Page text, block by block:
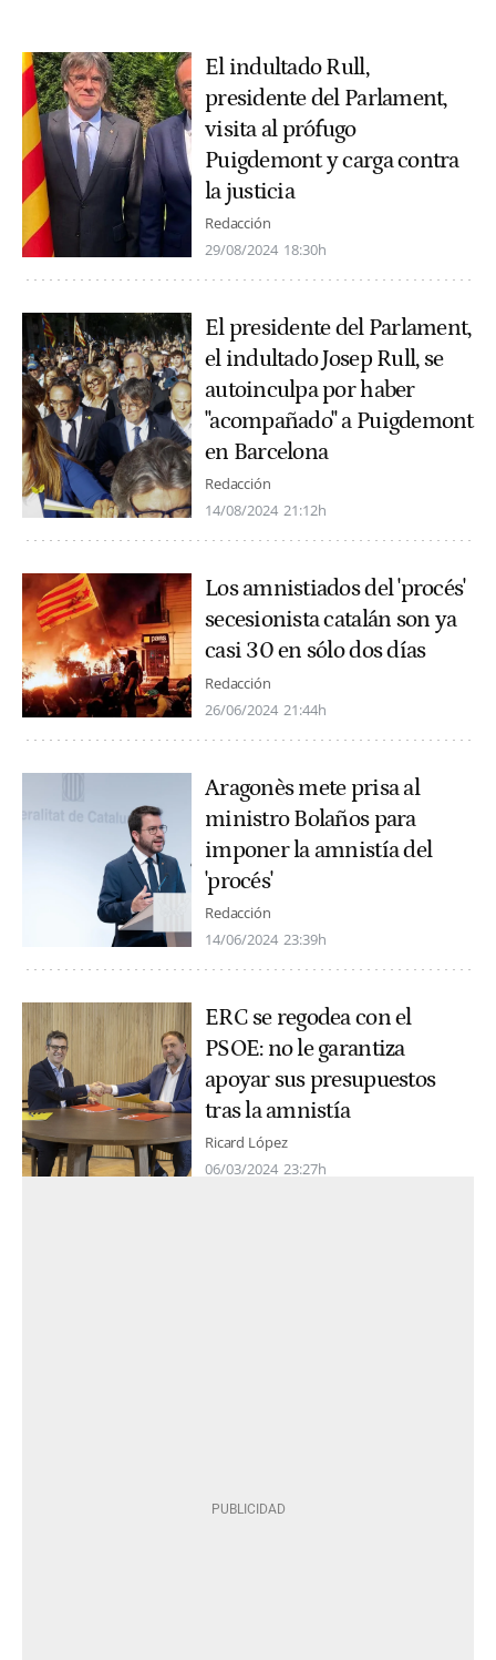
El indultado Rull,
presidente del Parlament,
visita al prófugo
Puigdemont y carga contra
la justicia
Redacción
29/08/2024 18:30h
El presidente del Parlament,
el indultado Josep Rull, se
autoinculpa por haber
"acompañado" a Puigdemont
en Barcelona
Redacción
14/08/2024 21:12h
Los amnistiados del 'procés'
secesionista catalán son ya
casi 30 en sólo dos días
Redacción
26/06/2024 21:44h
Aragonès mete prisa al
ministro Bolaños para
imponer la amnistía del
'procés'
Redacción
14/06/2024 23:39h
ERC se regodea con el
PSOE: no le garantiza
apoyar sus presupuestos
tras la amnistía
Ricard López
06/03/2024 23:27h